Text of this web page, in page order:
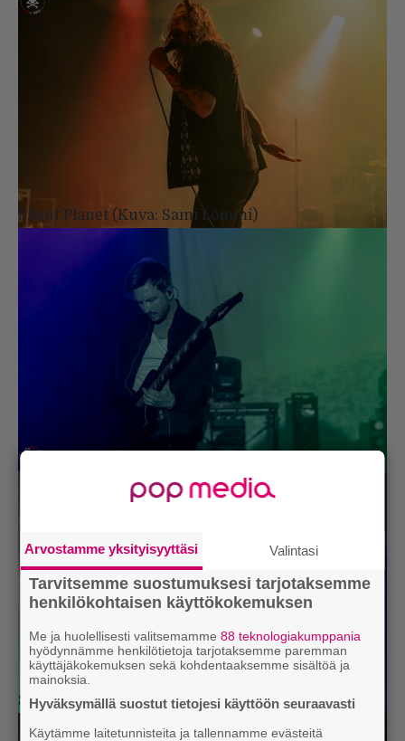
Silent Planet (Kuva: Sami Lommi)
Silent Planet (Kuva: Sami Lommi)
Silent Planet (Kuva: Sami Lommi)
Arvostamme yksityisyyttäsi Valintasi
Tarvitsemme suostumuksesi tarjotaksemme
henkilökohtaisen käyttökokemuksen
Me ja huolellisesti valitsemamme88 teknologiakumppania
hyödynnämme henkilötietoja tarjotaksemme paremman
käyttäjäkokemuksen sekä kohdentaaksemme sisältöä ja
mainoksia.
Hyväksymällä suostut tietojesi käyttöön seuraavasti
Käytämme laitetunnisteita ja tallennamme evästeitä